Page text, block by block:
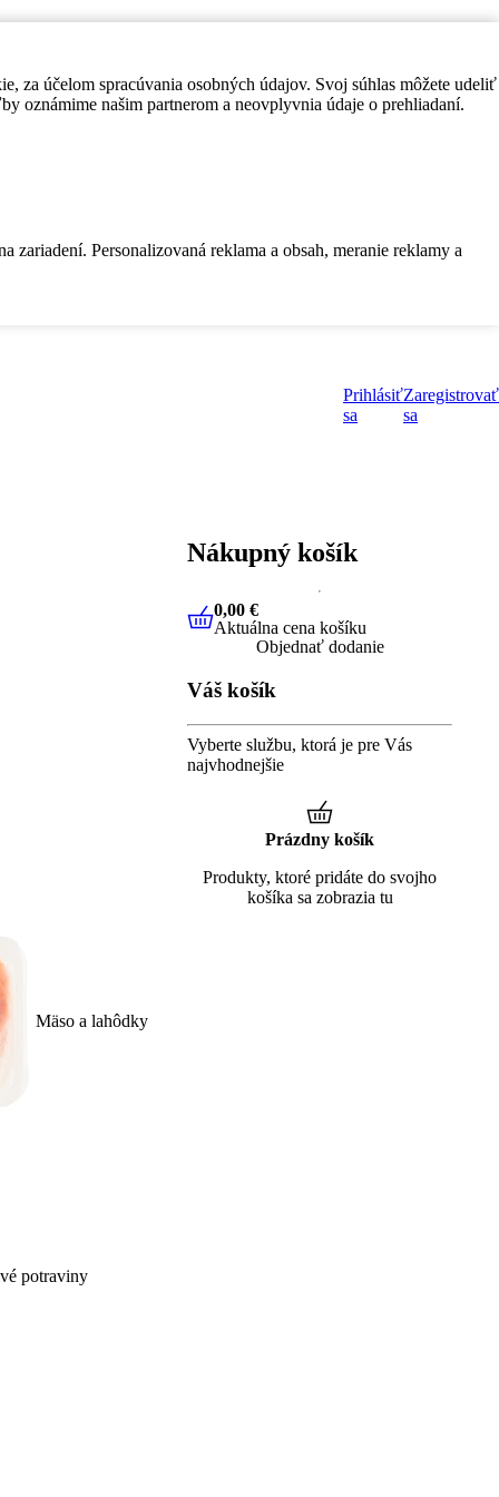
za účelom spracúvania osobných údajov. Svoj súhlas môžete udeliť
oznámime našim partnerom a neovplyvnia údaje o prehliadaní.
Personalizovaná reklama a obsah, meranie reklamy a
Prihlásiť
sa
Zaregistrovať
sa
Mäso a lahôdky
potraviny
Nákupný košík
0,00 €Aktuálna cena košíku
0,00 €
Aktuálna cena košíku
Objednať dodanie
Váš košík
Vyberte službu, ktorá je pre Vás
najvhodnejšie
Prázdny košík
Produkty, ktoré pridáte do svojho
košíka sa zobrazia tu